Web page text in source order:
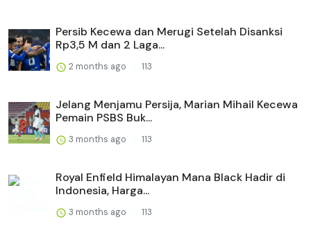
Persib Kecewa dan Merugi Setelah Disanksi
Rp3,5 M dan 2 Laga...
2 months ago 113
Jelang Menjamu Persija, Marian Mihail Kecewa
Pemain PSBS Buk...
3 months ago 113
Royal Enfield Himalayan Mana Black Hadir di
Indonesia, Harga...
3 months ago 113